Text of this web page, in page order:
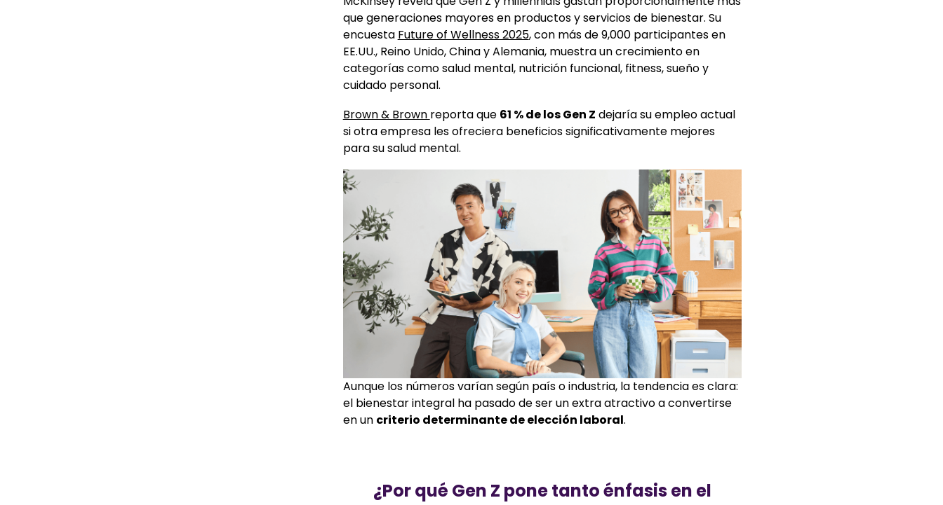
que generaciones mayores en productos y servicios de bienestar. Su
encuesta Future of Wellness 2025,con más de 9,000 participantes en
EE.UU., Reino Unido, China y Alemania, muestra un crecimiento en
categorías como salud mental, nutrición funcional, fitness, sueño y
cuidado personal.
Brown & Brown reporta que 61 % de los Gen Z dejaría su empleo actual
si otra empresa les ofreciera beneficios significativamente mejores
para su salud mental.
Aunque los números varían según país o industria, la tendencia es clara:
el bienestar integral ha pasado de ser un extra atractivo a convertirse
en un criterio determinante de elección laboral.
¿Por qué Gen Z pone tanto énfasis en el